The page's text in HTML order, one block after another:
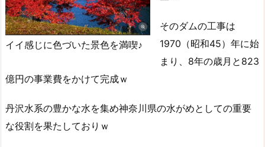
イイ感じに色づいた景色を満喫♪
そのダムの工事は
1970（昭和45）年に始
まり、8年の歳月と823
億円の事業費をかけて完成ｗ
丹沢水系の豊かな水を集め神奈川県の水がめとしての重要
な役割を果たしておりｗ